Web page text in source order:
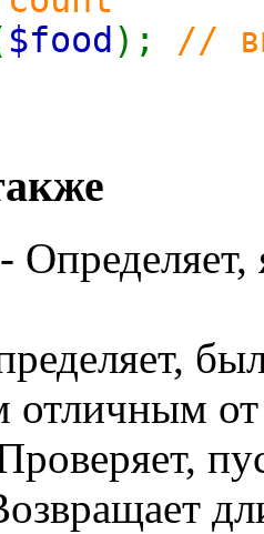
$food ); //
- Определяет,
отличным